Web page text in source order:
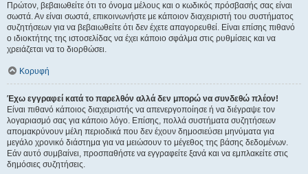
Πρώτον, βεβαιωθείτε ότι το όνομα μέλους και ο κωδικός πρόσβασής σας είναι
σωστά. Αν είναι σωστά, επικοινωνήστε με κάποιον διαχειριστή του συστήματος
συζητήσεων για να βεβαιωθείτε ότι δεν έχετε απαγορευθεί. Είναι επίσης πιθανό
ο ιδιοκτήτης της ιστοσελίδας να έχει κάποιο σφάλμα στις ρυθμίσεις και να
χρειάζεται να το διορθώσει.
Κορυφή
Έχω εγγραφεί κατά το παρελθόν αλλά δεν μπορώ να συνδεθώ πλέον!
Είναι πιθανό κάποιος διαχειριστής να απενεργοποίησε ή να διέγραψε τον
λογαριασμό σας για κάποιο λόγο. Επίσης, πολλά συστήματα συζητήσεων
απομακρύνουν μέλη περιοδικά που δεν έχουν δημοσιεύσει μηνύματα για
μεγάλο χρονικό διάστημα για να μειώσουν το μέγεθος της βάσης δεδομένων.
Εάν αυτό συμβαίνει, προσπαθήστε να εγγραφείτε ξανά και να εμπλακείτε στις
δημόσιες συζητήσεις.